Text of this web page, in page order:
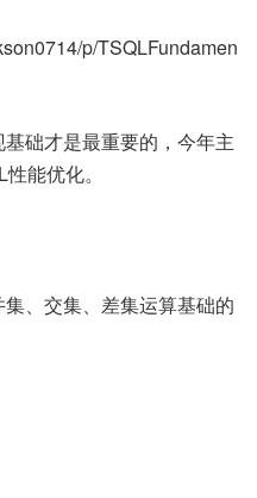
p/TSQLFundamen
础才是最重要的，今年主
能优化。
、交集、差集运算基础的